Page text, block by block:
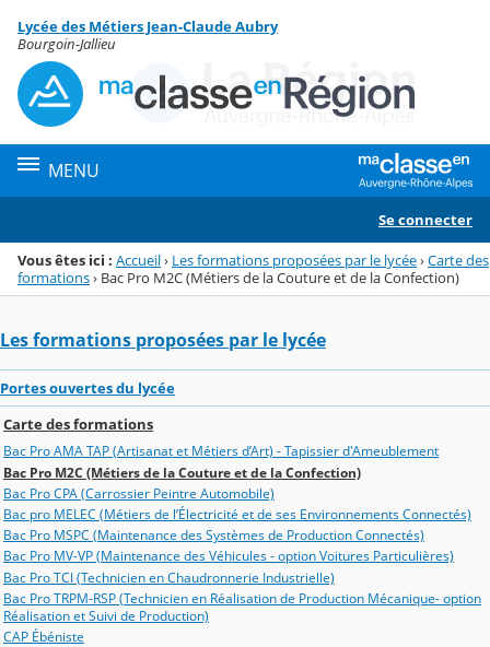
Menu de la rubrique
Contenu
Lycée des Métiers Jean-Claude Aubry
Bourgoin-Jallieu
MENU
Se connecter
Vous êtes ici : Accueil› Les formations proposées par le lycée›Carte des
formations› Bac Pro M2C (Métiers de la Couture et de la Confection)
Les formations proposées par le lycée
Portes ouvertes du lycée
Carte des formations
Bac Pro AMA TAP (Artisanat et Métiers d’Art) - Tapissier d'Ameublement
Bac Pro M2C (Métiers de la Couture et de la Confection)
Bac Pro CPA (Carrossier Peintre Automobile)
Bac pro MELEC (Métiers de l’Électricité et de ses Environnements Connectés)
Bac Pro MSPC (Maintenance des Systèmes de Production Connectés)
Bac Pro MV-VP (Maintenance des Véhicules - option Voitures Particulières)
Bac Pro TCI (Technicien en Chaudronnerie Industrielle)
Bac Pro TRPM-RSP (Technicien en Réalisation de Production Mécanique- option
Réalisation et Suivi de Production)
CAP Ébéniste